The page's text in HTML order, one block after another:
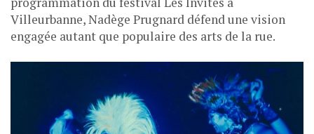
Villeurbanne, Nadège Prugnard défend une vision
engagée autant que populaire des arts de la rue.